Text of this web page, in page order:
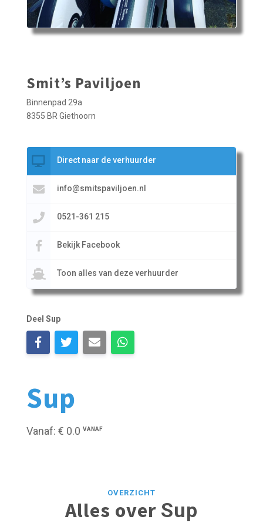
Sup
Vanaf: € 0.0 VANAF
Smit’s Paviljoen
Binnenpad 29a
8355 BR Giethoorn
Direct naar de verhuurder
info@smitspaviljoen.nl
0521-361 215
Bekijk Facebook
Toon alles van deze verhuurder
Deel Sup
OVERZICHT
Alles over Sup